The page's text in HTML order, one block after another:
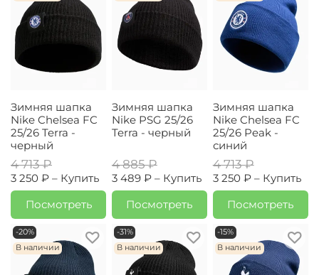
Зимняя шапка
Nike Chelsea FC
25/26 Terra -
черный
4 713 ₽
3 250 ₽ – Купить
Посмотреть
Зимняя шапка
Nike PSG 25/26
Terra - черный
4 885 ₽
3 489 ₽ – Купить
Посмотреть
Зимняя шапка
Nike Chelsea FC
25/26 Peak -
синий
4 713 ₽
3 250 ₽ – Купить
Посмотреть
-20%
В наличии
-31%
В наличии
-15%
В наличии